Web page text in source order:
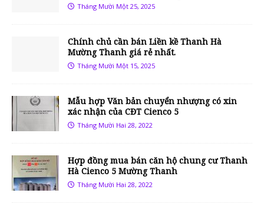
Tháng Mười Một 25, 2025
Chính chủ cần bán Liền kề Thanh Hà
Mường Thanh giá rẻ nhất.
Tháng Mười Một 15, 2025
Mẫu hợp Văn bản chuyển nhượng có xin
xác nhận của CĐT Cienco 5
Tháng Mười Hai 28, 2022
Hợp đồng mua bán căn hộ chung cư Thanh
Hà Cienco 5 Mường Thanh
Tháng Mười Hai 28, 2022